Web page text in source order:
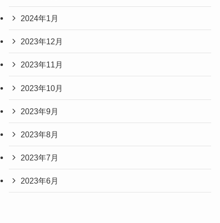
2024年1月
2023年12月
2023年11月
2023年10月
2023年9月
2023年8月
2023年7月
2023年6月